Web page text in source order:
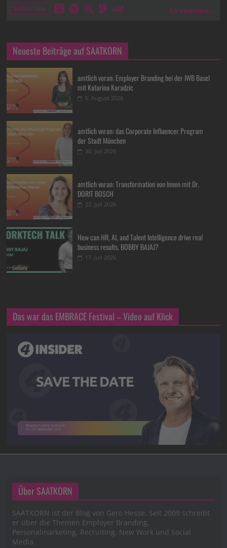
Neueste Beiträge auf SAATKORN
amtlich voran: Employer Branding bei der IWB Basel
mit Katarina Karadzic
6. August 2026
amtlich voran: das Corporate Influencer Program
der Stadt München
30. Juli 2026
amtlich voran: Transformation von Innen mit Dr.
DORIT BOSCH
23. Juli 2026
How can HR, AI, and Talent Intelligence drive real
business results, BOBBY BAJAJ?
17. Juli 2026
Das war das EMBRACE Festival – Video auf Klick
Über SAATKORN
SAATKORN ist der Blog von Gero Hesse. Seit 2009 schreibt
er über die Themen Employer Branding,
Personalmarketing, Recruiting, New Work und Social
Media.